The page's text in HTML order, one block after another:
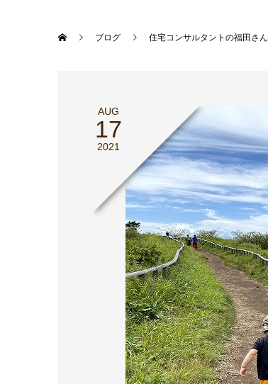
ブログ 住宅コンサルタントの福田さん
AUG
17
2021